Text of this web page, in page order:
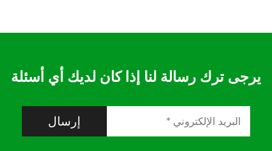
يرجى ترك رسالة لنا إذا كان لديك أي أسئلة
إرسال